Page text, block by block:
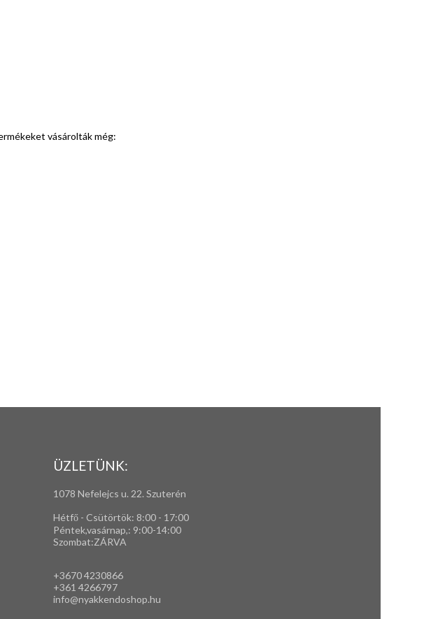
vásárolták még:
ÜZLETÜNK:
1078 Nefelejcs u. 22. Szuterén
Hétfő - Csütörtök: 8:00 - 17:00
Péntek,vasárnap,: 9:00-14:00
Szombat:ZÁRVA
+3670 4230866
+361 4266797
info@nyakkendoshop.hu